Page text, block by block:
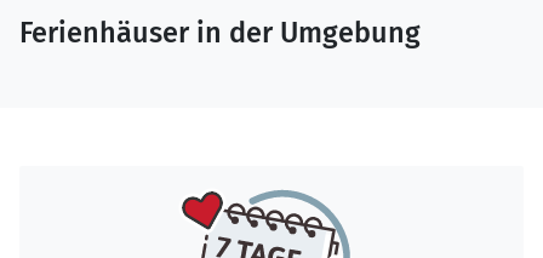
Ferienhäuser in der Umgebung